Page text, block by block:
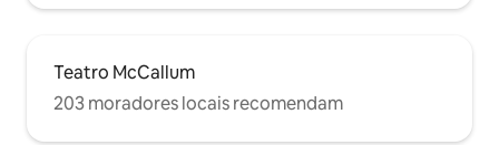
Teatro McCallum
203 moradores locais recomendam